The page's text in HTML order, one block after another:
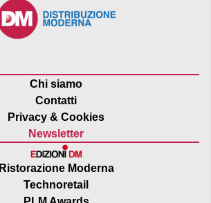
Chi siamo
Contatti
Privacy & Cookies
Newsletter
Ristorazione Moderna
Technoretail